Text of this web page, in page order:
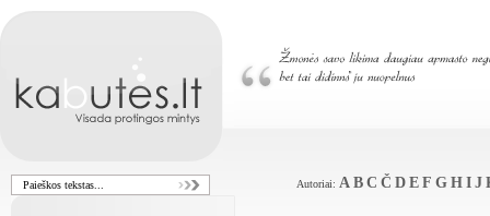
Autoriai: A B C Č D E F G H I J